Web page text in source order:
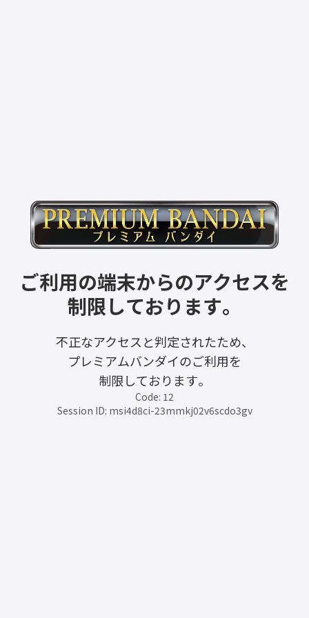
ご利用の端末からのアクセスを
制限しております。
不正なアクセスと判定されたため、
プレミアムバンダイのご利用を
制限しております。
Code: 12
Session ID: msi4d8ci-23mmkj02v6scdo3gv